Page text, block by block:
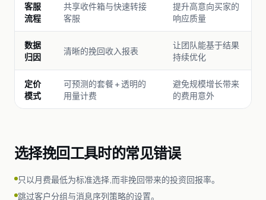
客服
流程
共享收件箱与快速转接
客服
提升高意向买家的
响应质量
数据
归因
清晰的挽回收入报表
让团队能基于结果
持续优化
定价
模式
可预测的套餐 + 透明的
用量计费
避免规模增长带来
的费用意外
选择挽回工具时的常见错误
只以月费最低为标准选择,而非挽回带来的投资回报率。
跳过客户分组与消息序列策略的设置。